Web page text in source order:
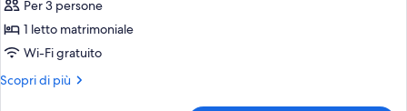
per
Cruise
Package
Transfer
Per 3 persone
1 letto matrimoniale
Wi-Fi gratuito
Scopri di più
Altri